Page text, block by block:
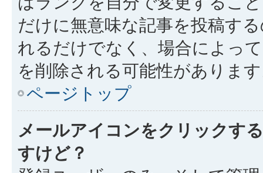
だけに無意味な記事を投稿す
れるだけでなく、場合によっ
を削除される可能性がありま
ページトップ
メールアイコンをクリックす
すけど？